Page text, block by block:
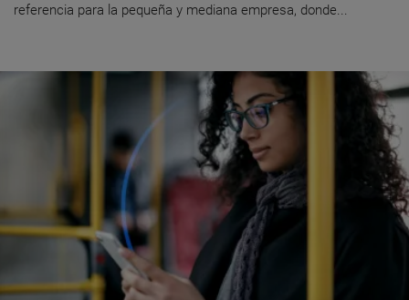
referencia para la pequeña y mediana empresa, donde...